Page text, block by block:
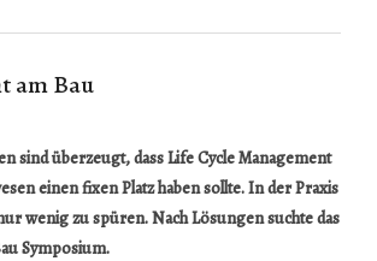
am Bau
sind überzeugt, dass Life Cycle Management
einen fixen Platz haben sollte. In der Praxis
wenig zu spüren. Nach Lösungen suchte das
Symposium.